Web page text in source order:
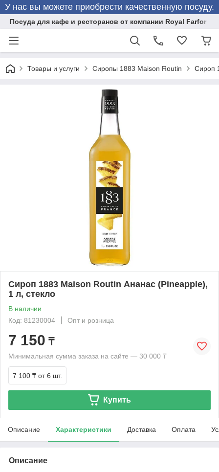
У нас вы можете приобрести качественную посуду.
Посуда для кафе и ресторанов от компании Royal Farfor
Товары и услуги Сиропы 1883 Maison Routin Сироп
Сироп 1883 Maison Routin Ананас (Pineapple),
1 л, стекло
В наличии
Код: 81230004
Опт и розница
7 150 ₸
Минимальная сумма заказа на сайте — 30 000 ₸
7 100 ₸ от 6 шт.
Купить
Описание Характеристики Доставка Оплата
Описание